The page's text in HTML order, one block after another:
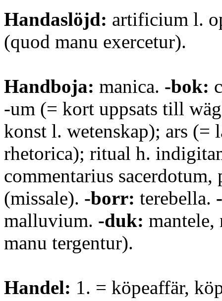
Handaslöjd: artificium l.
(quod manu exercetur).
Handboja: manica. -bok:
-um (= kort uppsats till
konst l. wetenskap); ars (=
rhetorica); ritual h.
commentarius
(missale). -borr: terebella.
malluvium. -duk: mantele,
manu tergentur).
Handel: 1. = köpeaffär,